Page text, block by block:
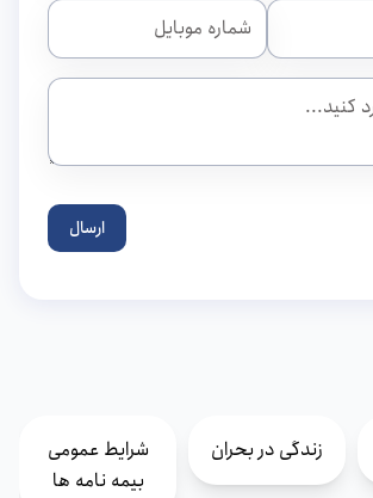
ارسال
زندگی در بحران
شرایط عمومی
بیمه نامه ها